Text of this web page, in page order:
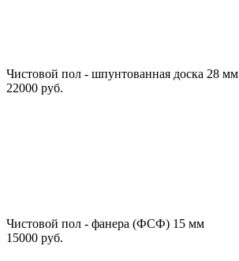
Чистовой пол - шпунтованная доска 28 мм
22000 руб.
Чистовой пол - фанера (ФСФ) 15 мм
15000 руб.